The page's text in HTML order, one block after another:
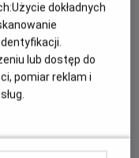
filmy jak
z tego, że nie
świetnie przyjętym
bomby
Użycie dokładnych
lub dostęp do
pomiar reklam i